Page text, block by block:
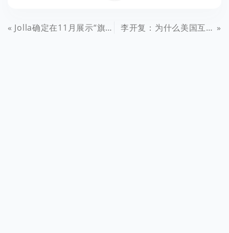
Jolla确定在11月展示“旗鱼”智能手机用户界面 李开复：为什么美国互联网公司兵败中国？